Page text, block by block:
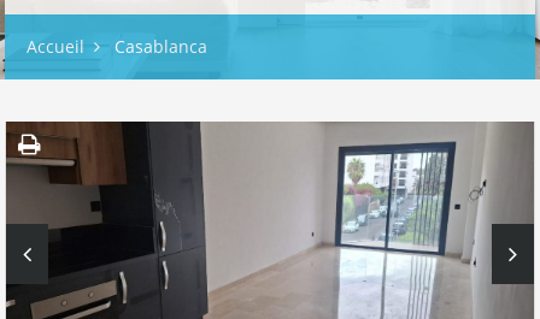
Accueil Casablanca